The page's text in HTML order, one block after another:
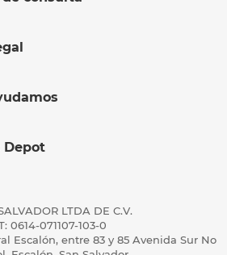
Depot
LTDA DE C.V.
0614-071107-103-0
Escalón, entre 83 y 85 Avenida Sur No